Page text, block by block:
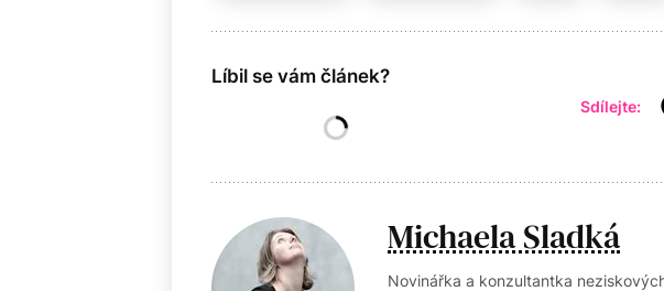
Líbil se vám článek?
Sdílejte:
Michaela Sladká
Novinářka a konzultantka